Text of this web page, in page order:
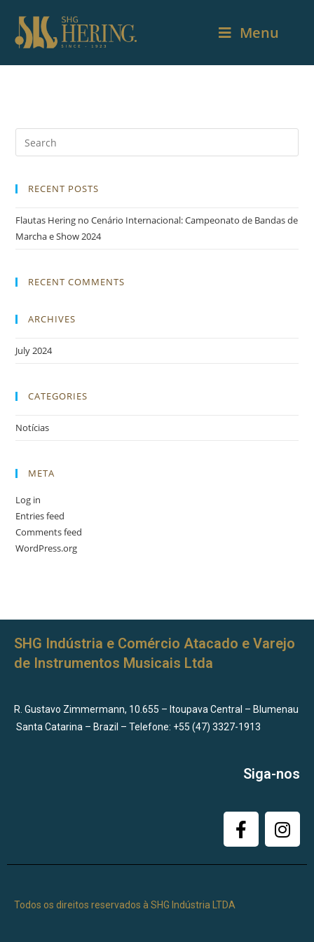
Menu
RECENT POSTS
Flautas Hering no Cenário Internacional: Campeonato de Bandas de
Marcha e Show 2024
RECENT COMMENTS
ARCHIVES
July 2024
CATEGORIES
Notícias
META
Log in
Entries feed
Comments feed
WordPress.org
SHG Indústria e Comércio Atacado e Varejo
de Instrumentos Musicais Ltda
R. Gustavo Zimmermann, 10.655 – Itoupava Central – Blumenau
Santa Catarina – Brazil – Telefone: +55 (47) 3327-1913
Siga-nos
Todos os direitos reservados à SHG Indústria LTDA